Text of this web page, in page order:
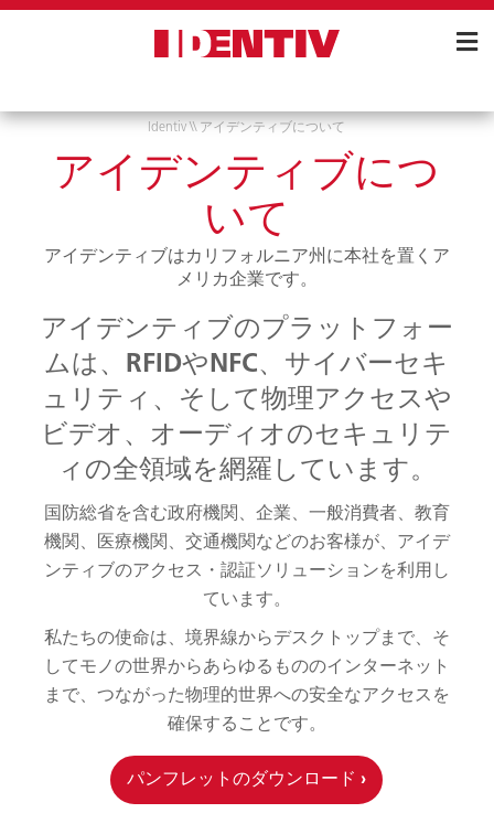
Identiv \\ アイデンティブについて
アイデンティブにつ
いて
アイデンティブはカリフォルニア州に本社を置くア
メリカ企業です。
アイデンティブのプラットフォー
ムは、RFIDやNFC、サイバーセキ
ュリティ、そして物理アクセスや
ビデオ、オーディオのセキュリテ
ィの全領域を網羅しています。
国防総省を含む政府機関、企業、一般消費者、教育
機関、医療機関、交通機関などのお客様が、アイデ
ンティブのアクセス・認証ソリューションを利用し
ています。
私たちの使命は、境界線からデスクトップまで、そ
してモノの世界からあらゆるもののインターネット
まで、つながった物理的世界への安全なアクセスを
確保することです。
パンフレットのダウンロード ›